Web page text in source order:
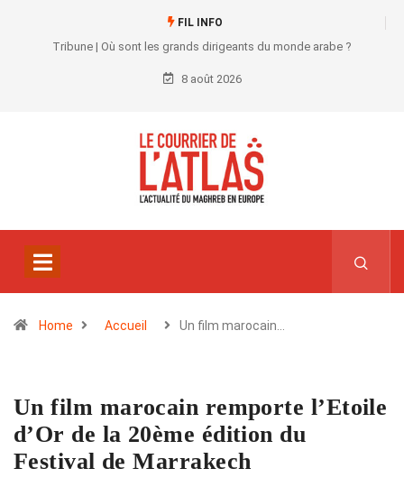
FIL INFO
Tribune | Où sont les grands dirigeants du monde arabe ?
8 août 2026
Home Accueil Un film marocain…
Un film marocain remporte l’Etoile
d’Or de la 20ème édition du
Festival de Marrakech